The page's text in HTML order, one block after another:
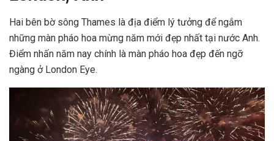
Hai bên bờ sông Thames là địa điểm lý tưởng để ngắm
những màn pháo hoa mừng năm mới đẹp nhất tại nước Anh.
Điểm nhấn năm nay chính là màn pháo hoa đẹp đến ngỡ
ngàng ở London Eye.